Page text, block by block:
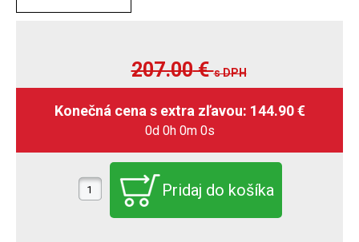
207.00€s DPH
0d 0h 0m 0s